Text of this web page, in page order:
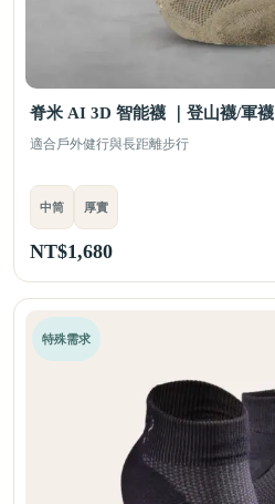
脊米 AI 3D 智能襪 ｜登山襪/軍襪
適合戶外健行與長距離步行
中筒 厚實
NT$1,680
特殊需求